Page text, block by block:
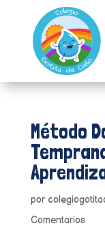
Método
por
Comentarios